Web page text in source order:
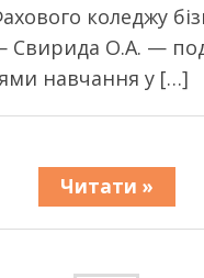
коледжу
Свирида О.А. —
навчання у […]
Читати »